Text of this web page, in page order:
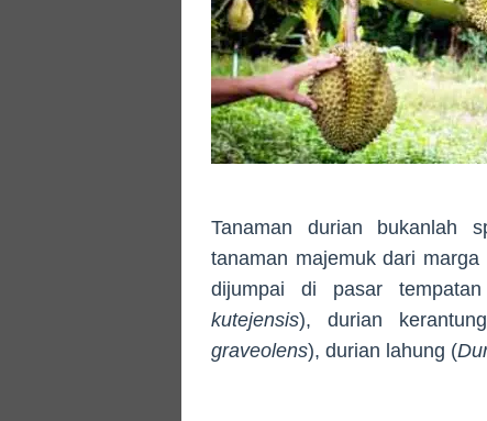
Tanaman durian bukanlah
tanaman majemuk dari
dijumpai di pasar
kutejensis), durian
graveolens), durian lahung (